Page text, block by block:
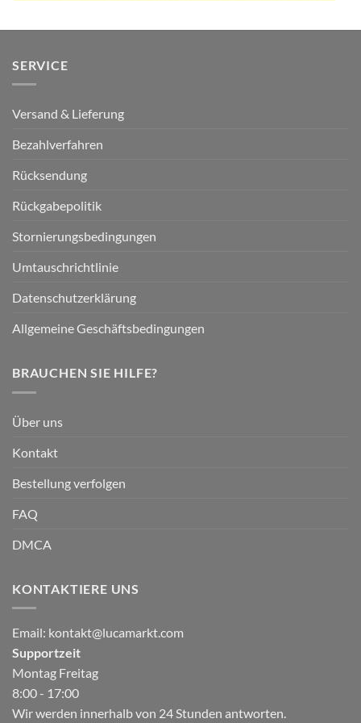
SERVICE
Versand & Lieferung
Bezahlverfahren
Rücksendung
Rückgabepolitik
Stornierungsbedingungen
Umtauschrichtlinie
Datenschutzerklärung
Allgemeine Geschäftsbedingungen
BRAUCHEN SIE HILFE?
Über uns
Kontakt
Bestellung verfolgen
FAQ
DMCA
KONTAKTIERE UNS
Email: kontakt@lucamarkt.com
Supportzeit
Montag Freitag
8:00 - 17:00
Wir werden innerhalb von 24 Stunden antworten.